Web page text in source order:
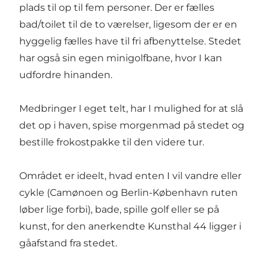
plads til op til fem personer. Der er fælles
bad/toilet til de to værelser, ligesom der er en
hyggelig fælles have til fri afbenyttelse. Stedet
har også sin egen minigolfbane, hvor I kan
udfordre hinanden.
Medbringer I eget telt, har I mulighed for at slå
det op i haven, spise morgenmad på stedet og
bestille frokostpakke til den videre tur.
Området er ideelt, hvad enten I vil vandre eller
cykle (Camønoen og Berlin-København ruten
løber lige forbi), bade, spille golf eller se på
kunst, for den anerkendte Kunsthal 44 ligger i
gåafstand fra stedet.